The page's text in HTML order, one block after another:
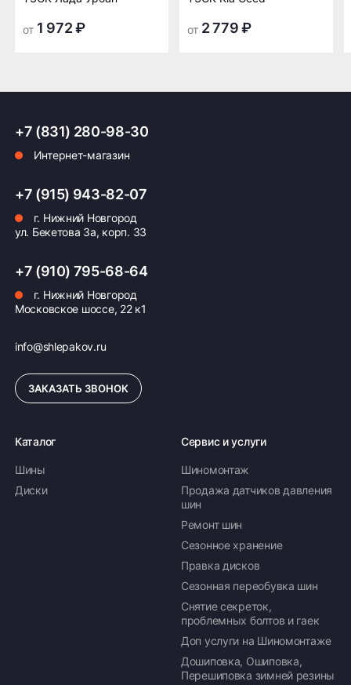
транспортной
компании в Нижнем
компании в Нижнем
Возможна картой, наличными при получении,
также доступно оформление кредита и
формирование счёта для Юр.Лица
ПОДРОБНЕЕ ОБ ОПЛАТЕ
от 1 972 ₽ от 2 779 ₽
+7 (831) 280-98-30
Интернет-магазин
+7 (915) 943-82-07
г. Нижний Новгород
ул. Бекетова 3а, корп. 33
+7 (910) 795-68-64
г. Нижний Новгород
Московское шоссе, 22 к1
info@shlepakov.ru
ЗАКАЗАТЬ ЗВОНОК
Каталог
Шины
Диски
Сервис и услуги
Шиномонтаж
Продажа датчиков давления
шин
Ремонт шин
Сезонное хранение
Правка дисков
Сезонная переобувка шин
Снятие секреток,
проблемных болтов и гаек
Доп услуги на Шиномонтаже
Дошиповка, Ошиповка,
Перешиповка зимней резины